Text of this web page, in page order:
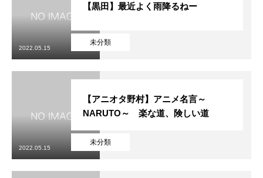
未分類
【黒田】最近よく雨降るねー
2022.05.15
未分類
【アニオタ野村】アニメ名言～
NARUTO～ 楽な道、険しい道
2022.05.15